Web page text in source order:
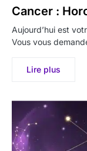
Cancer :
Aujourd’hui est
Vous vous
Lire plus